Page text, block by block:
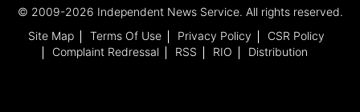
3.05 गुना सब्सक्रिप्शन मिला है। इसमें योग्य संस्थागत
खरीदारों (क्यूआईबी) हिस्से को 0.33 गुना सब्सक्रिप्शन मिला
© 2009-2026 Independent News Service. All rights reserved.
Site Map
Terms Of Use Privacy Policy
CSR Policy
Complaint Redressal
RSS RIO Distribution